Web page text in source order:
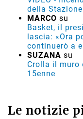
della
MARCO su
Basket, il
lascia: «Ora
continuerò a
SUZANA su
Crolla il muro
15enne
Le notizie